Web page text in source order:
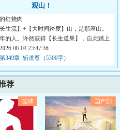
观山！
红烧肉
生流】+【大时间跨度】山，是那座山。
的人。许然获得【长生道果】，自此踏上
08-04 23:47:36
第349章 :斩道尊（5300字）
荐
篮球 国产剧